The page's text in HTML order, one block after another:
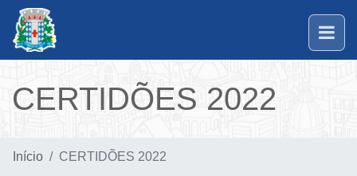
CERTIDÕES 2022
Início CERTIDÕES 2022